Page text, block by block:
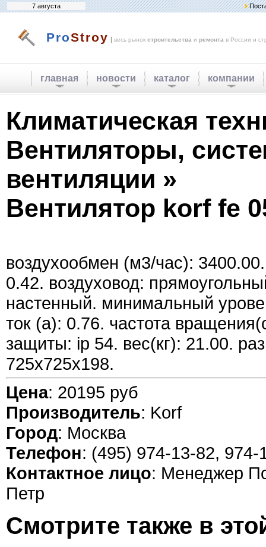
7 августа
ProStroy | весь рынок строительства и ремонта в России и
главная новости каталог компании
Климатическая
Вентиляторы,
вентиляции »
Вентилятор korf fe
воздухообмен (м3/час):
0.42. воздуховод:
настенный. минимальный
ток (а): 0.76. частота
защиты: ip 54. вес(кг): 21.00.
725x725x198.
Цена: 20195 руб
Производитель: Korf
Город: Москва
Телефон: (495) 974-13-82, 974-
Контактное лицо: Менеджер
Петр
Смотрите также в